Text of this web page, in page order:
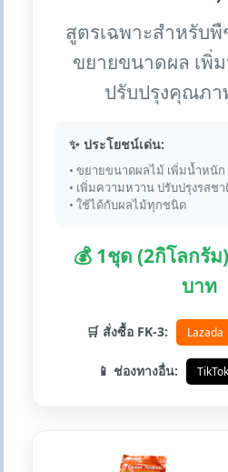
สูตรเฉพาะสำหรับ
ขยายขนาดผล เพิ่
ปรับปรุงคุณภา
✨ ประโยชน์เด่น:
• ขยายขนาดผลไม้ เพิ่มน้ำหนัก
• เพิ่มความหวาน ปรับปรุงรสช
• ใช้ได้กับผลไม้ทุกชนิด
💰 1ชุด (2กิโลกรัม
บาท
🛒 สั่งซื้อ FK-3: Lazada
📱 ช่องทางอื่น: TikTok